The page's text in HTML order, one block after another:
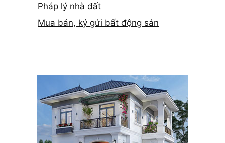
Pháp lý nhà đất
Mua bán, ký gửi bất động sản